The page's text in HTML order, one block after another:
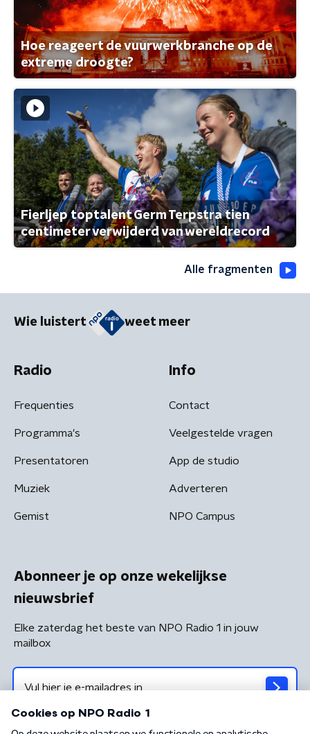
Hoe reageert de vuurwerkbranche op de
extreme droogte?
Fierljep toptalent Germ Terpstra tien
centimeter verwijderd van wereldrecord
Alle fragmenten
Wie luistert weet meer
Radio
Frequenties
Programma's
Presentatoren
Muziek
Gemist
Info
Contact
Veelgestelde vragen
App de studio
Adverteren
NPO Campus
Abonneer je op onze wekelijkse
nieuwsbrief
Elke zaterdag het beste van NPO Radio 1 in jouw
mailbox